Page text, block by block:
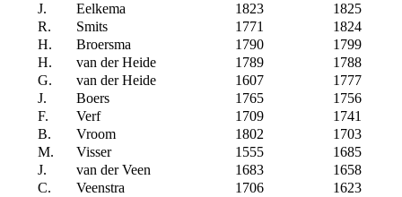
J.
Eelkema 1823
1825
R.
Smits 1771
1824
H.
Broersma 1790
1799
H.
van der Heide 1789
1788
G.
van der Heide 1607 1777
J.
Boers 1765
1756
F.
Verf 1709
1741
B.
Vroom 1802
1703
M.
Visser 1555 1685
J.
van der Veen 1683
1658
C.
Veenstra 1706
1623